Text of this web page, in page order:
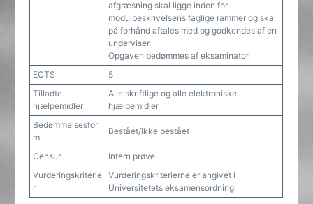
afgræsning skal ligge inden for
modulbeskrivelsens faglige rammer og skal
på forhånd aftales med og godkendes af en
underviser.
Opgaven bedømmes af eksaminator.
ECTS
5
Tilladte
hjælpemidler
Alle skriftlige og alle elektroniske
hjælpemidler
Bedømmelsesfor
m
Bestået/ikke bestået
Censur
Intern prøve
Vurderingskriterie
r
Vurderingskriterierne er angivet i
Universitetets eksamensordning